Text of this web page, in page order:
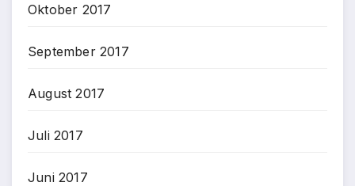
Oktober 2017
September 2017
August 2017
Juli 2017
Juni 2017